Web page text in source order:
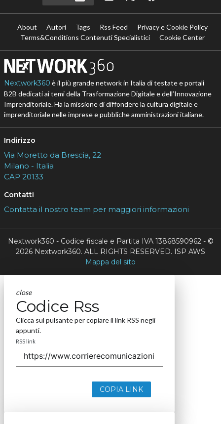
About Autori Tags Rss Feed
Privacy e Cookie Policy
Terms&Conditions Contenuti Specialistici
Cookie Center
Nextwork360 è il più grande network in Italia di testate e portali
B2B dedicati ai temi della Trasformazione Digitale e dell’Innovazione
Imprenditoriale. Ha la missione di diffondere la cultura digitale e
imprenditoriale nelle imprese e pubbliche amministrazioni italiane.
Indirizzo
Via Moretto da Brescia, 22
Milano - Italia
CAP 20133
Contatti
Contatta il nostro team per maggiori informazioni
Nextwork360 - Codice fiscale e Partita IVA 13868590962 - ©
2026 Nextwork360. ALL RIGHTS RESERVED. ISP AWS
Mappa del sito
close
Codice Rss
Clicca sul pulsante per copiare il link RSS negli
appunti.
RSS link
COPIA LINK